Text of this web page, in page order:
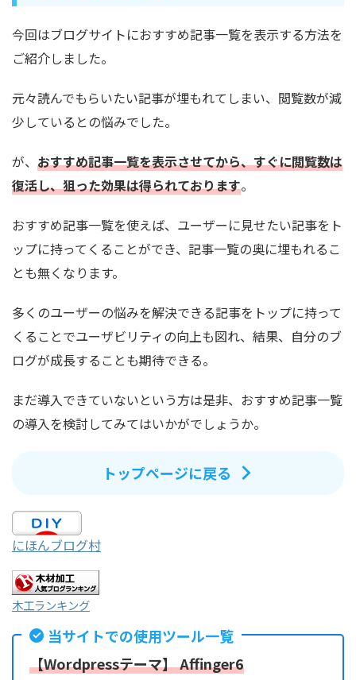
今回はブログサイトにおすすめ記事一覧を表示する方法を
ご紹介しました。
元々読んでもらいたい記事が埋もれてしまい、閲覧数が減
少しているとの悩みでした。
が、 おすすめ記事一覧を表示させてから、すぐに閲覧数は
復活し、狙った効果は得られております。
おすすめ記事一覧を使えば、ユーザーに見せたい記事をト
ップに持ってくることができ、記事一覧の奥に埋もれるこ
とも無くなります。
多くのユーザーの悩みを解決できる記事をトップに持って
くることでユーザビリティの向上も図れ、結果、自分のブ
ログが成長することも期待できる。
まだ導入できていないという方は是非、おすすめ記事一覧
の導入を検討してみてはいかがでしょうか。
トップページに戻る
にほんブログ村
木工ランキング
当サイトでの使用ツール一覧
【Wordpressテーマ】 Affinger6